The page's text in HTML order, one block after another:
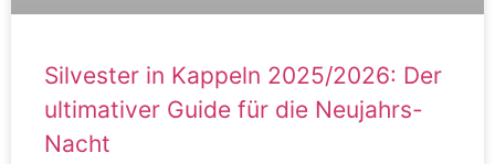
Silvester in Kappeln 2025/2026: Der
ultimativer Guide für die Neujahrs-
Nacht